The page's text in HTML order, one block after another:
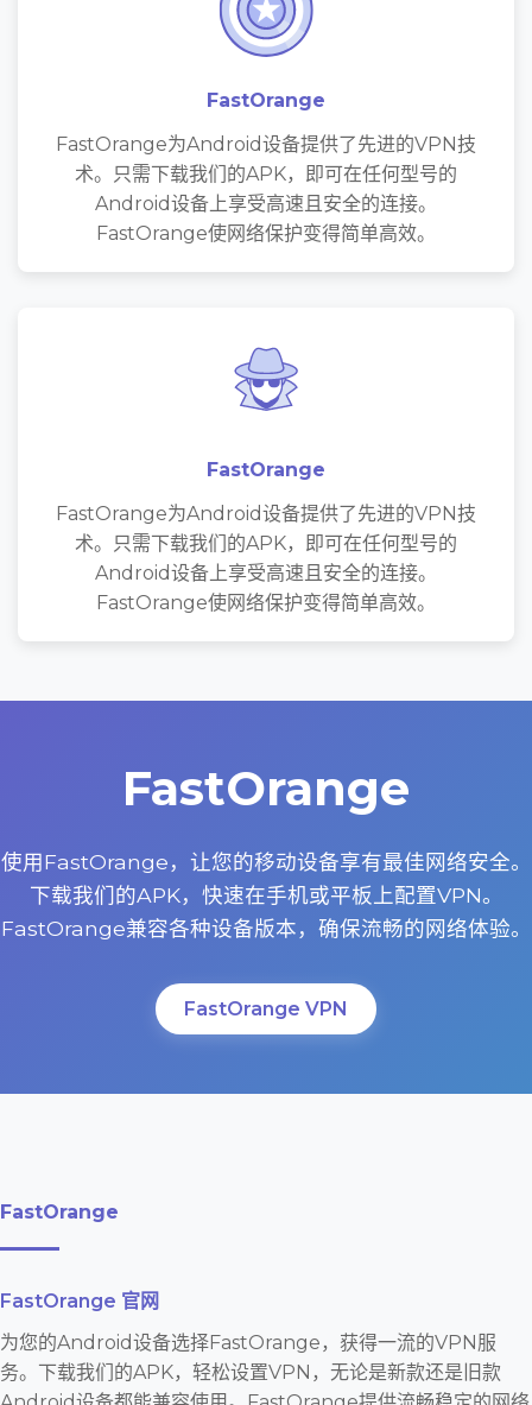
FastOrange
FastOrange为Android设备提供了先进的VPN技
术。只需下载我们的APK，即可在任何型号的
Android设备上享受高速且安全的连接。
FastOrange使网络保护变得简单高效。
FastOrange
FastOrange为Android设备提供了先进的VPN技
术。只需下载我们的APK，即可在任何型号的
Android设备上享受高速且安全的连接。
FastOrange使网络保护变得简单高效。
FastOrange
使用FastOrange，让您的移动设备享有最佳网络安全。
下载我们的APK，快速在手机或平板上配置VPN。
FastOrange兼容各种设备版本，确保流畅的网络体验。
FastOrange VPN
FastOrange
FastOrange 官网
为您的Android设备选择FastOrange，获得一流的VPN服
务。下载我们的APK，轻松设置VPN，无论是新款还是旧款